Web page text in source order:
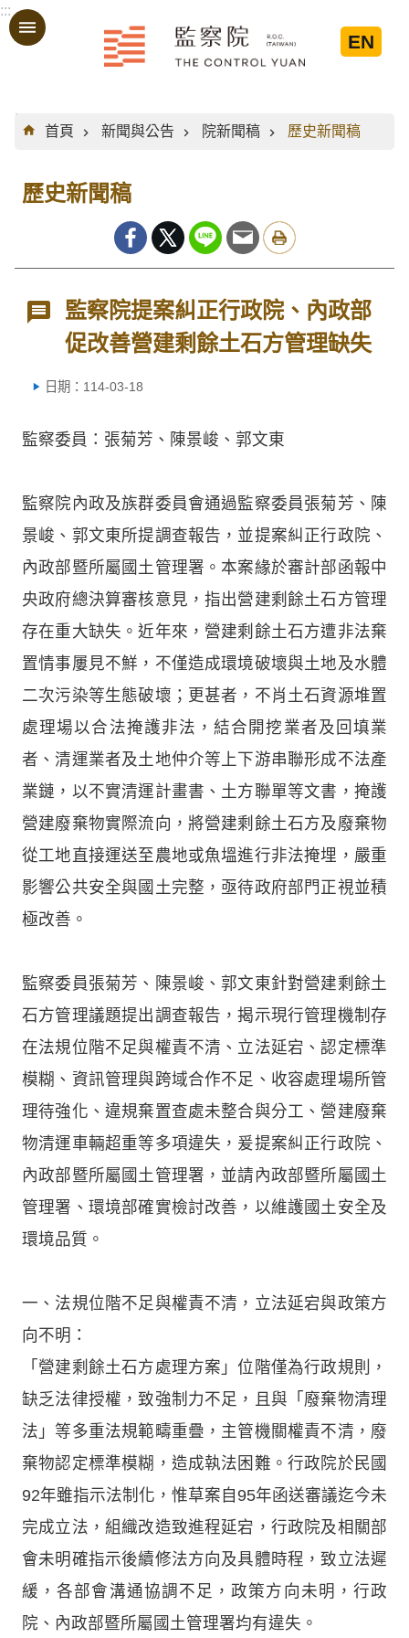
跳到主要內容區塊
:::
EN
:::
首頁
新聞與公告 院新聞稿 歷史新聞稿
歷史新聞稿
監察院提案糾正行政院、內政部
促改善營建剩餘土石方管理缺失
日期：114-03-18
監察委員：張菊芳、陳景峻、郭文東
監察院內政及族群委員會通過監察委員張菊芳、陳
景峻、郭文東所提調查報告，並提案糾正行政院、
內政部暨所屬國土管理署。本案緣於審計部函報中
央政府總決算審核意見，指出營建剩餘土石方管理
存在重大缺失。近年來，營建剩餘土石方遭非法棄
置情事屢見不鮮，不僅造成環境破壞與土地及水體
二次污染等生態破壞；更甚者，不肖土石資源堆置
處理場以合法掩護非法，結合開挖業者及回填業
者、清運業者及土地仲介等上下游串聯形成不法產
業鏈，以不實清運計畫書、土方聯單等文書，掩護
營建廢棄物實際流向，將營建剩餘土石方及廢棄物
從工地直接運送至農地或魚塭進行非法掩埋，嚴重
影響公共安全與國土完整，亟待政府部門正視並積
極改善。
監察委員張菊芳、陳景峻、郭文東針對營建剩餘土
石方管理議題提出調查報告，揭示現行管理機制存
在法規位階不足與權責不清、立法延宕、認定標準
模糊、資訊管理與跨域合作不足、收容處理場所管
理待強化、違規棄置查處未整合與分工、營建廢棄
物清運車輛超重等多項違失，爰提案糾正行政院、
內政部暨所屬國土管理署，並請內政部暨所屬國土
管理署、環境部確實檢討改善，以維護國土安全及
環境品質。
一、法規位階不足與權責不清，立法延宕與政策方
向不明：
「營建剩餘土石方處理方案」位階僅為行政規則，
缺乏法律授權，致強制力不足，且與「廢棄物清理
法」等多重法規範疇重疊，主管機關權責不清，廢
棄物認定標準模糊，造成執法困難。行政院於民國
92年雖指示法制化，惟草案自95年函送審議迄今未
完成立法，組織改造致進程延宕，行政院及相關部
會未明確指示後續修法方向及具體時程，致立法遲
緩，各部會溝通協調不足，政策方向未明，行政
院、內政部暨所屬國土管理署均有違失。